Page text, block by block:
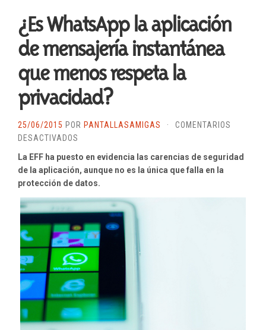
¿Es WhatsApp la aplicación
de mensajería instantánea
que menos respeta la
privacidad?
25/06/2015 POR PANTALLASAMIGAS ·
COMENTARIOS
DESACTIVADOS
LA
DE
MENSAJERÍA
INSTANTÁNEA
QUE
MENOS
RESPETA
LA
PRIVACIDAD?
La EFF ha puesto en evidencia las carencias de seguridad
de la aplicación, aunque no es la única que falla en la
protección de datos.